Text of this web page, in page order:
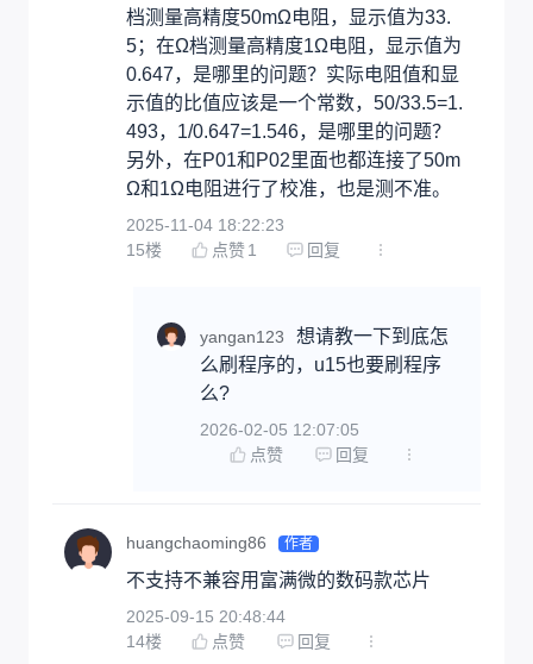
档测量高精度50mΩ电阻，显示值为33.
5；在Ω档测量高精度1Ω电阻，显示值为
0.647，是哪里的问题？实际电阻值和显
示值的比值应该是一个常数，50/33.5=1.
493，1/0.647=1.546，是哪里的问题？
另外，在P01和P02里面也都连接了50m
Ω和1Ω电阻进行了校准，也是测不准。
2025-11-04 18:22:23
15楼 点赞 1 回复
yangan123
想请教一下到底怎
么刷程序的，u15也要刷程序
么?
2026-02-05 12:07:05
点赞
回复
huangchaoming86 作者
不支持不兼容用富满微的数码款芯片
2025-09-15 20:48:44
14楼 点赞 回复